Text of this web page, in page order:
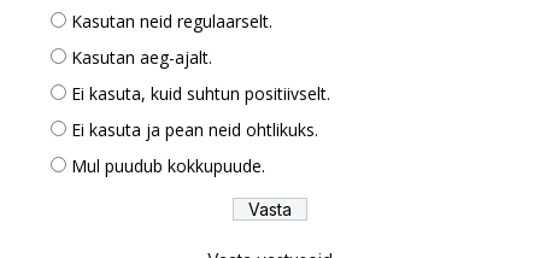
Kasutan neid regulaarselt.
Kasutan aeg-ajalt.
Ei kasuta, kuid suhtun positiivselt.
Ei kasuta ja pean neid ohtlikuks.
Mul puudub kokkupuude.